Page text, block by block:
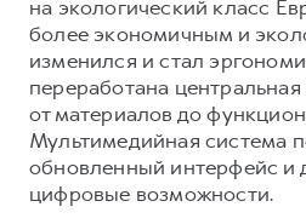
Коллекция CITY
Коллекция Базовая
Коллекция Детская
Коллекция Детская
на экологический класс
более экономичным и
изменился и стал
переработана
от материалов до
Мультимедийная система
обновленный интерфейс и
цифровые возможности.